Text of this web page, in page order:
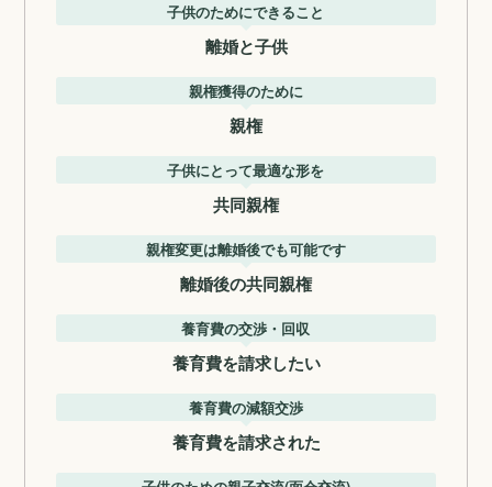
子供のためにできること
離婚と子供
親権獲得のために
親権
子供にとって最適な形を
共同親権
親権変更は離婚後でも可能です
離婚後の共同親権
養育費の交渉・回収
養育費を請求したい
養育費の減額交渉
養育費を請求された